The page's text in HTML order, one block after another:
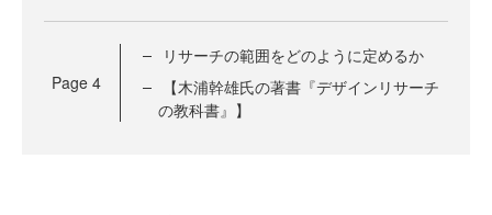
Page 4
リサーチの範囲をどのように定めるか
【木浦幹雄氏の著書『デザインリサーチ
の教科書』】